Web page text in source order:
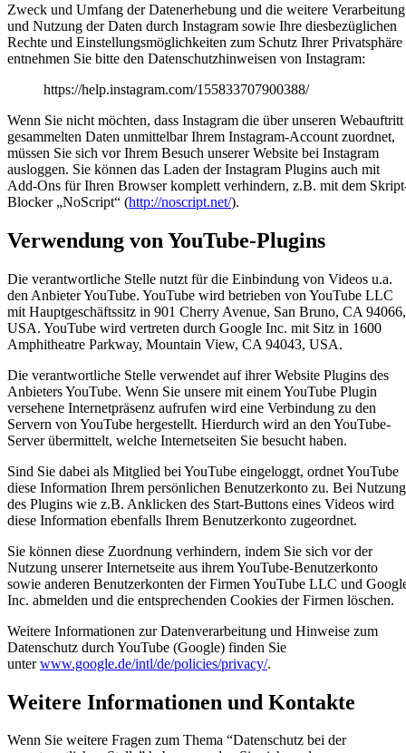
Zweck und Umfang der Datenerhebung und die weitere Verarbeitung
und Nutzung der Daten durch Instagram sowie Ihre diesbezüglichen
Rechte und Einstellungsmöglichkeiten zum Schutz Ihrer Privatsphäre
entnehmen Sie bitte den Datenschutzhinweisen von Instagram:
https://help.instagram.com/155833707900388/
Wenn Sie nicht möchten, dass Instagram die über unseren Webauftritt
gesammelten Daten unmittelbar Ihrem Instagram-Account zuordnet,
müssen Sie sich vor Ihrem Besuch unserer Website bei Instagram
ausloggen. Sie können das Laden der Instagram Plugins auch mit
Add-Ons für Ihren Browser komplett verhindern, z.B. mit dem
Blocker „NoScript“ (http://noscript.net/).
Verwendung von YouTube-Plugins
Die verantwortliche Stelle nutzt für die Einbindung von Videos u.a.
den Anbieter YouTube. YouTube wird betrieben von YouTube LLC
mit Hauptgeschäftssitz in 901 Cherry Avenue, San Bruno, CA 94066,
USA. YouTube wird vertreten durch Google Inc. mit Sitz in 1600
Amphitheatre Parkway, Mountain View, CA 94043, USA.
Die verantwortliche Stelle verwendet auf ihrer Website Plugins des
Anbieters YouTube. Wenn Sie unsere mit einem YouTube Plugin
versehene Internetpräsenz aufrufen wird eine Verbindung zu den
Servern von YouTube hergestellt. Hierdurch wird an den YouTube-
Server übermittelt, welche Internetseiten Sie besucht haben.
Sind Sie dabei als Mitglied bei YouTube eingeloggt, ordnet YouTube
diese Information Ihrem persönlichen Benutzerkonto zu. Bei Nutzung
des Plugins wie z.B. Anklicken des Start-Buttons eines Videos wird
diese Information ebenfalls Ihrem Benutzerkonto zugeordnet.
Sie können diese Zuordnung verhindern, indem Sie sich vor der
Nutzung unserer Internetseite aus ihrem YouTube-Benutzerkonto
sowie anderen Benutzerkonten der Firmen YouTube LLC und
Inc. abmelden und die entsprechenden Cookies der Firmen löschen.
Weitere Informationen zur Datenverarbeitung und Hinweise zum
Datenschutz durch YouTube (Google) finden Sie
unterwww.google.de/intl/de/policies/privacy/.
Weitere Informationen und Kontakte
Wenn Sie weitere Fragen zum Thema “Datenschutz bei der